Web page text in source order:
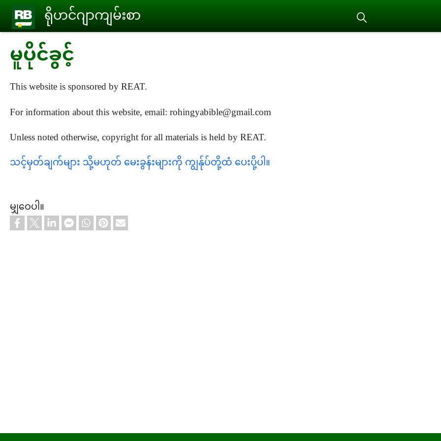
Skip to main contentရိုဟင်ဂျာကျမ်းစာ
မူပိုင်ခွင့်
This website is sponsored by REAT.
For information about this website, email:rohingyabible@gmail.com
Unless noted otherwise, copyright for all materials is held by REAT.
သင့်မှတ်ချက်များ သို့မဟုတ် မေးခွန်းများကို ကျွန်ုပ်တို့ထံ ပေးပို့ပါ။
မျှဝေပါ။